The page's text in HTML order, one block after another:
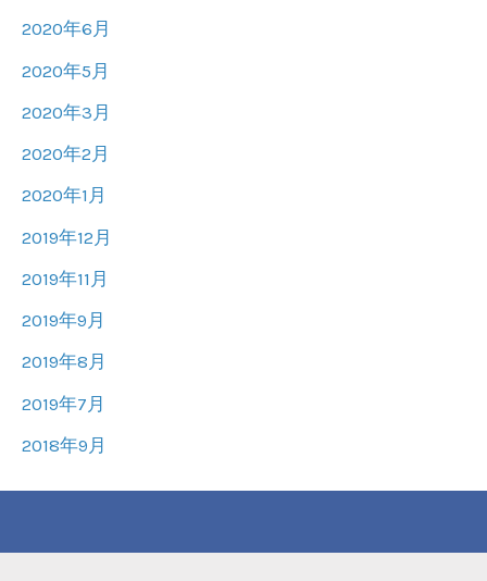
2020年6月
2020年5月
2020年3月
2020年2月
2020年1月
2019年12月
2019年11月
2019年9月
2019年8月
2019年7月
2018年9月